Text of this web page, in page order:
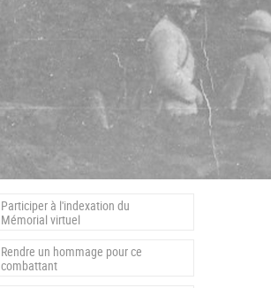
Participer à l'indexation du
Mémorial virtuel
Rendre un hommage pour ce
combattant